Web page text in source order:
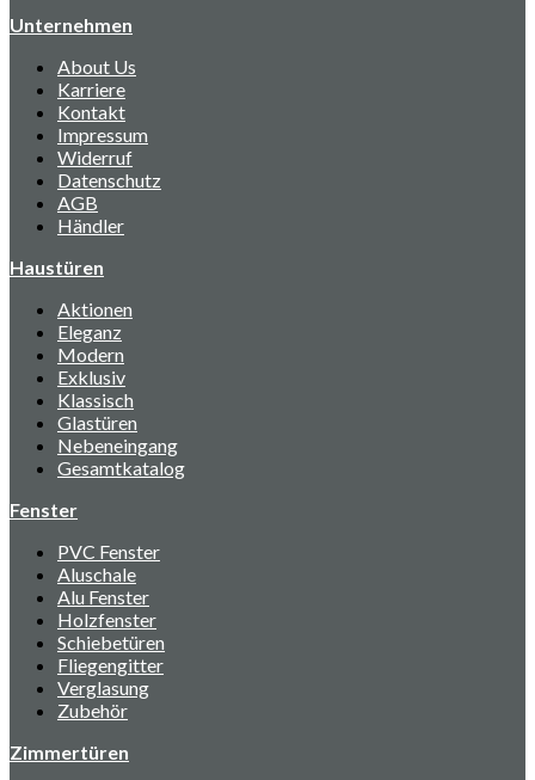
Unternehmen
About Us
Karriere
Kontakt
Impressum
Widerruf
Datenschutz
AGB
Händler
Haustüren
Aktionen
Eleganz
Modern
Exklusiv
Klassisch
Glastüren
Nebeneingang
Gesamtkatalog
Fenster
PVC Fenster
Aluschale
Alu Fenster
Holzfenster
Schiebetüren
Fliegengitter
Verglasung
Zubehör
Zimmertüren